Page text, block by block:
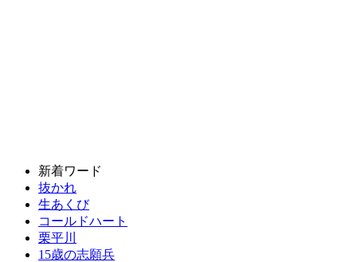
新着ワード
抜かれ
生あくび
コールドハート
栗平川
15歳の志願兵